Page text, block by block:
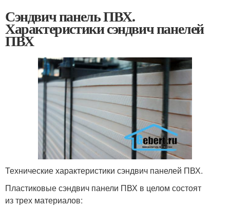
Сэндвич панель ПВХ.
Характеристики сэндвич панелей
ПВХ
Технические характеристики сэндвич панелей ПВХ.
Пластиковые сэндвич панели ПВХ в целом состоят
из трех материалов: